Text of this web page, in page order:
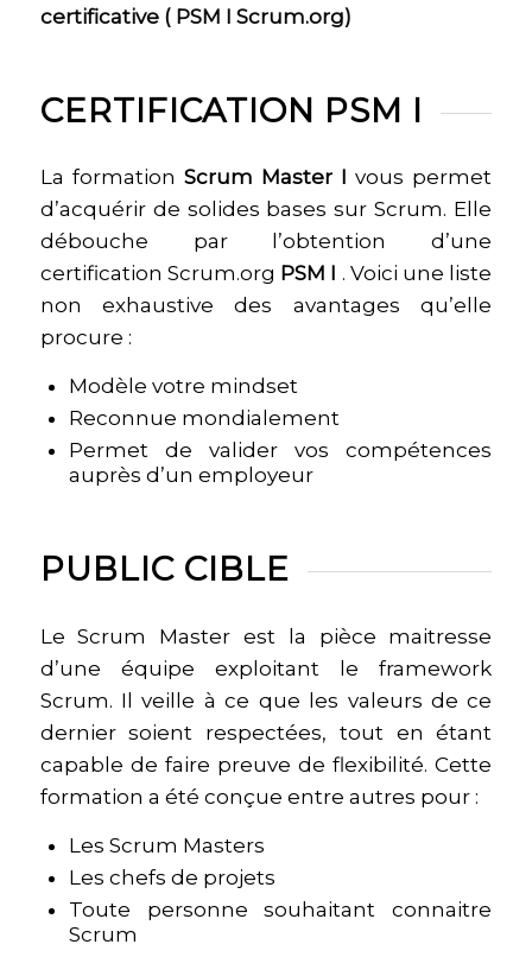
certificative ( PSM I Scrum.org)
CERTIFICATION PSM I
La formation Scrum Master Ivous permet
d’acquérir de solides bases sur Scrum. Elle
débouche par l’obtention d’une
certification Scrum.org PSM I . Voici une liste
non exhaustive des avantages qu’elle
procure :
Modèle votre mindset
Reconnue mondialement
Permet de valider vos compétences
auprès d’un employeur
PUBLIC CIBLE
Le Scrum Master est la pièce maitresse
d’une équipe exploitant le framework
Scrum. Il veille à ce que les valeurs de ce
dernier soient respectées, tout en étant
capable de faire preuve de flexibilité. Cette
formation a été conçue entre autres pour :
Les Scrum Masters
Les chefs de projets
Toute personne souhaitant connaitre
Scrum